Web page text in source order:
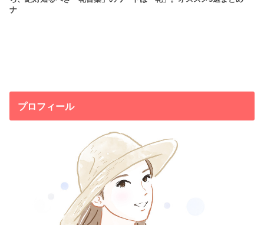
ナ
プロフィール